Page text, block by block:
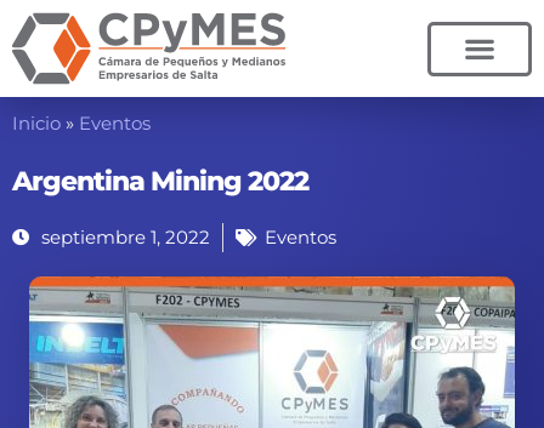
al
contenido
Inicio » Eventos
Argentina Mining 2022
septiembre 1, 2022 Eventos